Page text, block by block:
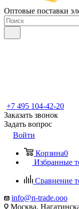
Оптовые поставки
+7 495 104-42-20
Заказать звонок
Задать вопрос
Войти
Корзина0
Избранные
Сравнение
info@n-trade.ooo
Москва,